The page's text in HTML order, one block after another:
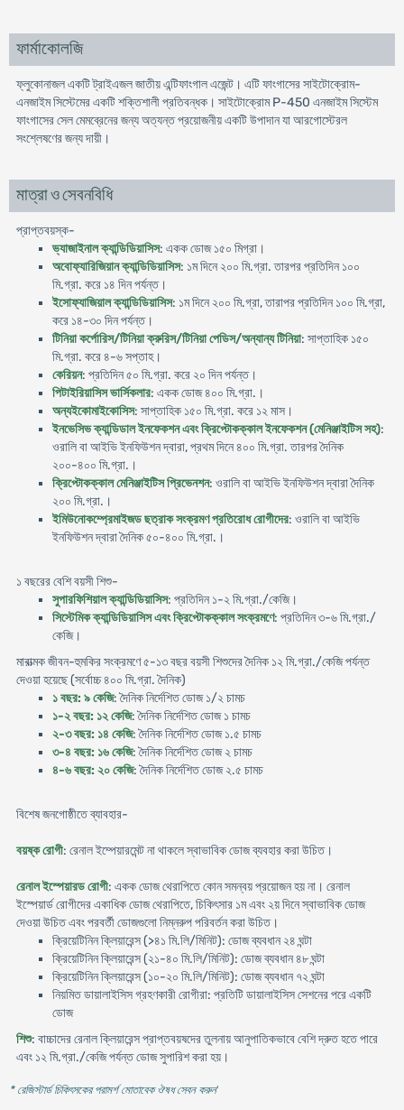
ফার্মাকোলজি
ফ্লুকোনাজল একটি ট্রাইএজল জাতীয় এন্টিফাংগাল এজেন্ট। এটি ফাংগাসের সাইটোক্রোম-
এনজাইম সিস্টেমের একটি শক্তিশালী প্রতিবন্ধক। সাইটোক্রোম P-450 এনজাইম সিস্টেম
ফাংগাসের সেল মেমব্রেনের জন্য অত্যন্ত প্রয়োজনীয় একটি উপাদান যা আরগোস্টেরল
সংশ্লেষণের জন্য দায়ী।
মাত্রা ও সেবনবিধি
প্রাপ্তবয়স্ক-
ভ্যাজাইনাল ক্যান্ডিডিয়াসিস: একক ডোজ ১৫০ মিগ্রা।
অবোফ্যারিজিয়ান ক্যান্ডিডিয়াসিস: ১ম দিনে ২০০ মি.গ্রা. তারপর প্রতিদিন ১০০
মি.গ্রা. করে ১৪ দিন পর্যন্ত।
ইসোফ্যাজিয়াল ক্যান্ডিডিয়াসিস: ১ম দিনে ২০০ মি.গ্রা, তারাপর প্রতিদিন ১০০ মি.গ্রা,
করে ১৪-৩০ দিন পর্যন্ত।
টিনিয়া কর্পোরিস/টিনিয়া ক্রুরিস/টিনিয়া পেডিস/অন্যান্য টিনিয়া: সাপ্তাহিক ১৫০
মি.গ্রা. করে ৪-৬ সপ্তাহ।
কেরিয়ন: প্রতিদিন ৫০ মি.গ্রা. করে ২০ দিন পর্যন্ত।
পিটাইরিয়াসিস ভার্সিকলার: একক ডোজ ৪০০ মি.গ্রা.।
অন্যইকোমাইকোসিস: সাপ্তাহিক ১৫০ মি.গ্রা. করে ১২ মাস।
ইনভেসিভ ক্যান্ডিডাল ইনফেকশন এবং ক্রিপ্টোকক্কাল ইনফেকশন (মেনিঞ্জাইটিস সহ):
ওরালি বা আইভি ইনফিউশন দ্বারা, প্রথম দিনে ৪০০ মি.গ্রা. তারপর দৈনিক
২০০-৪০০ মি.গ্রা.।
ক্রিপ্টোকক্কাল মেনিঞ্জাইটিস প্রিভেনশন: ওরালি বা আইভি ইনফিউশন দ্বারা দৈনিক
২০০ মি.গ্রা.।
ইমিউনোকম্প্রেমাইজড ছত্রাক সংক্রমণ প্রতিরোধ রোগীদের: ওরালি বা আইভি
ইনফিউশন দ্বারা দৈনিক ৫০-৪০০ মি.গ্রা.।
১ বছরের বেশি বয়সী শিশু-
সুপারফিশিয়াল ক্যান্ডিডিয়াসিস: প্রতিদিন ১-২ মি.গ্রা./কেজি।
সিস্টেমিক ক্যান্ডিডিয়াসিস এবং ক্রিপ্টোকক্কাল সংক্রমণে: প্রতিদিন ৩-৬ মি.গ্রা./
কেজি।
মারাত্মক জীবন-হুমকির সংক্রমণে ৫-১৩ বছর বয়সী শিশুদের দৈনিক ১২ মি.গ্রা./কেজি পর্যন্ত
দেওয়া হয়েছে (সর্বোচ্চ ৪০০ মি.গ্রা. দৈনিক)
১ বছর: ৯ কেজি: দৈনিক নির্দেশিত ডোজ ১/২ চামচ
১-২ বছর: ১২ কেজি: দৈনিক নির্দেশিত ডোজ ১ চামচ
২-৩ বছর: ১৪ কেজি: দৈনিক নির্দেশিত ডোজ ১.৫ চামচ
৩-৪ বছর: ১৬ কেজি: দৈনিক নির্দেশিত ডোজ ২ চামচ
৪-৬ বছর: ২০ কেজি: দৈনিক নির্দেশিত ডোজ ২.৫ চামচ
বিশেষ জনগোষ্ঠীতে ব্যাবহার-
বয়ষ্ক রোগী: রেনাল ইম্পেয়ারমেন্ট না থাকলে স্বাভাবিক ডোজ ব্যবহার করা উচিত।
রেনাল ইস্পেয়ারড রোগী: একক ডোজ থেরাপিতে কোন সমন্বয় প্রয়োজন হয় না। রেনাল
ইস্পেয়ার্ড রোগীদের একাধিক ডোজ থেরাপিতে, চিকিৎসার ১ম এবং ২য় দিনে স্বাভাবিক ডোজ
দেওয়া উচিত এবং পরবর্তী ডোজগুলো নিম্নরুপ পরিবর্তন করা উচিত।
ক্রিয়েটিনিন ক্লিয়ারেন্স (>৪১ মি.লি/মিনিট): ডোজ ব্যবধান ২৪ ঘন্টা
ক্রিয়েটিনিন ক্লিয়ারেন্স (২১-৪০ মি.লি/মিনিট): ডোজ ব্যবধান ৪৮ ঘন্টা
ক্রিয়েটিনিন ক্লিয়ারেন্স (১০-২০ মি.লি/মিনিট): ডোজ ব্যবধান ৭২ ঘন্টা
নিয়মিত ডায়ালাইসিস গ্রহণকারী রোগীরা: প্রতিটি ডায়ালাইসিস সেশনের পরে একটি
ডোজ
শিশু: বাচ্চাদের রেনাল ক্লিয়ারেন্স প্রাপ্তবয়ষদের তুলনায় আনুপাতিকভাবে বেশি দ্রুত হতে পারে
এবং ১২ মি.গ্রা./কেজি পর্যন্ত ডোজ সুপারিশ করা হয়।
* রেজিস্টার্ড চিকিৎসকের পরামর্শ মোতাবেক ঔষধ সেবন করুন'